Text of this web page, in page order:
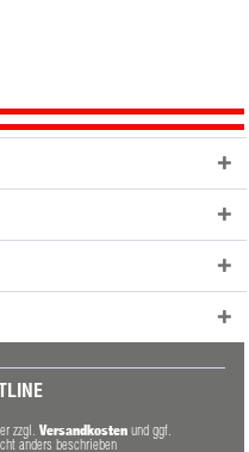
zzgl. Versandkosten und ggf.
anders beschrieben